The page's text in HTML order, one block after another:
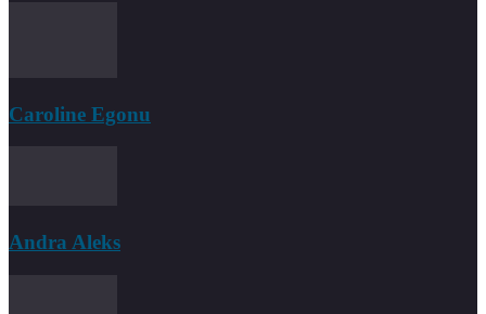
Caroline Egonu
Andra Aleks